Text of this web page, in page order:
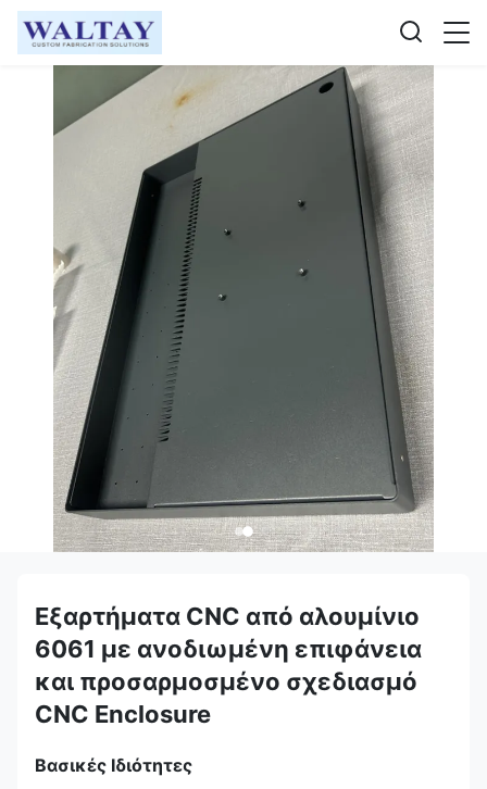
Εξαρτήματα CNC από αλουμίνιο
6061 με ανοδιωμένη επιφάνεια
και προσαρμοσμένο σχεδιασμό
CNC Enclosure
Βασικές Ιδιότητες